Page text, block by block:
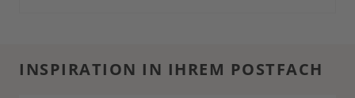
INSPIRATION IN IHREM POSTFACH